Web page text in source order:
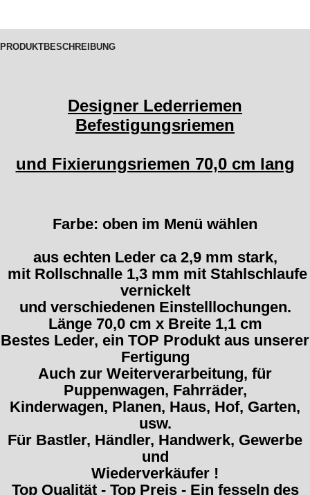
PRODUKTBESCHREIBUNG
Designer Lederriemen
Befestigungsriemen
und Fixierungsriemen 70,0 cm lang
Farbe: oben im Menü wählen
aus echten Leder ca 2,9 mm stark,
mit Rollschnalle 1,3 mm mit Stahlschlaufe
vernickelt
und verschiedenen Einstelllochungen.
Länge 70,0 cm x Breite 1,1 cm
Bestes Leder, ein TOP Produkt aus unserer
Fertigung
Auch zur Weiterverarbeitung, für
Puppenwagen, Fahrräder,
Kinderwagen, Planen, Haus, Hof, Garten,
usw.
Für Bastler, Händler, Handwerk, Gewerbe
und
Wiederverkäufer !
Top Qualität - Top Preis - Ein fesseln des